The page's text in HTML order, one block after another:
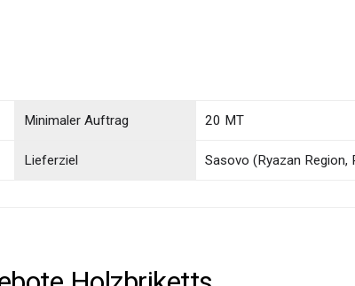
Minimaler Auftrag 20 MT
Lieferziel Sasovo (Ryazan Region,